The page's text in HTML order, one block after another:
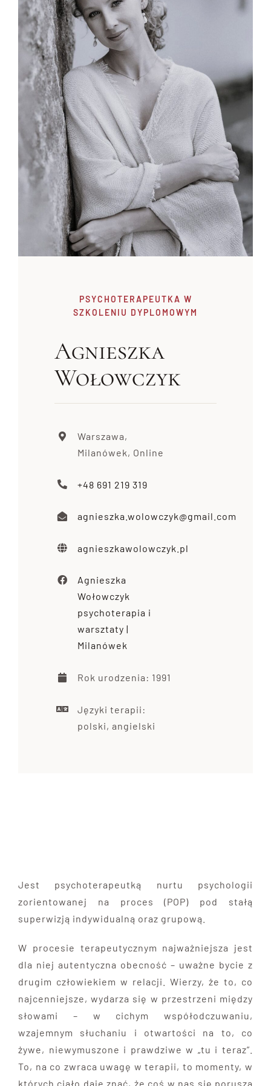
Blog
Kontakt
PSYCHOTERAPEUTKA W
SZKOLENIU DYPLOMOWYM
Agnieszka
Wołowczyk
Warszawa,
Milanówek, Online
+48 691 219 319
agnieszka.wolowczyk@gmail.com
agnieszkawolowczyk.pl
Agnieszka
Wołowczyk
psychoterapia i
warsztaty |
Milanówek
Rok urodzenia: 1991
Języki terapii:
polski, angielski
Jest psychoterapeutką nurtu psychologii
zorientowanej na proces (POP) pod stałą
superwizją indywidualną oraz grupową.
W procesie terapeutycznym najważniejsza jest
dla niej autentyczna obecność – uważne bycie z
drugim człowiekiem w relacji. Wierzy, że to, co
najcenniejsze, wydarza się w przestrzeni między
słowami – w cichym współodczuwaniu,
wzajemnym słuchaniu i otwartości na to, co
żywe, niewymuszone i prawdziwe w „tu i teraz”.
To, na co zwraca uwagę w terapii, to momenty, w
których ciało daje znać, że coś w nas się porusza